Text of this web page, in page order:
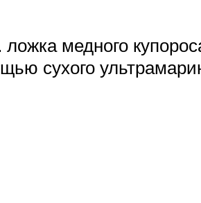
ложка медного
сухого